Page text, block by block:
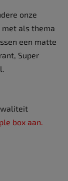
onze
met als thema
een matte
Super
box aan.